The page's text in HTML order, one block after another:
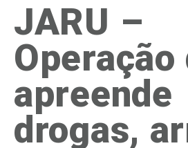
JARU –
Operação
apreende
drogas,